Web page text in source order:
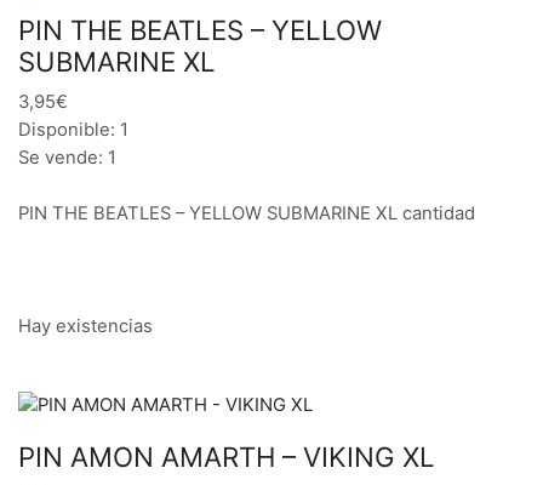
PIN THE BEATLES – YELLOW
SUBMARINE XL
3,95€
Disponible: 1
Se vende: 1
PIN THE BEATLES – YELLOW SUBMARINE XL cantidad
Hay existencias
PIN AMON AMARTH – VIKING XL